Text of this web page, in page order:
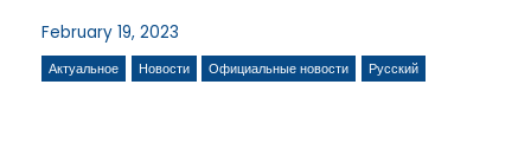
February 19, 2023
Актуальное Новости Официальные новости Русский